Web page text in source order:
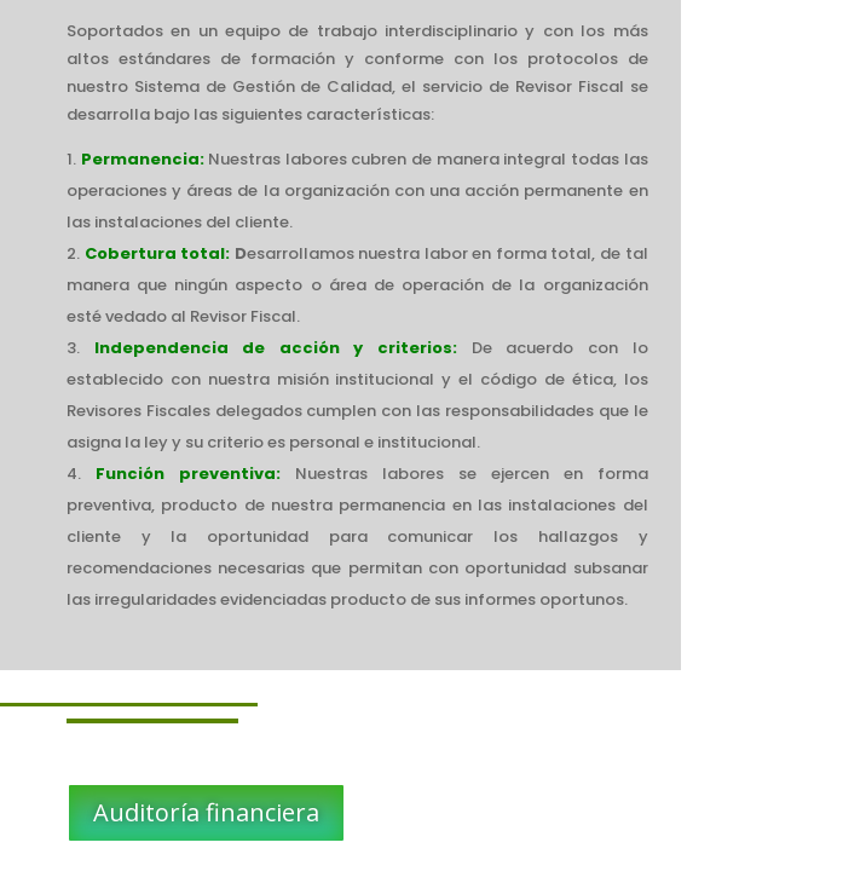
Soportados en un equipo de trabajo interdisciplinario y con los más
altos estándares de formación y conforme con los protocolos de
nuestro Sistema de Gestión de Calidad, el servicio de Revisor Fiscal se
desarrolla bajo las siguientes características:
Permanencia: Nuestras labores cubren de manera integral todas las
operaciones y áreas de la organización con una acción permanente en
las instalaciones del cliente.
Cobertura total: Desarrollamos nuestra labor en forma total, de tal
manera que ningún aspecto o área de operación de la organización
esté vedado al Revisor Fiscal.
Independencia de acción y criterios: De acuerdo con lo
establecido con nuestra misión institucional y el código de ética, los
Revisores Fiscales delegados cumplen con las responsabilidades que le
asigna la ley y su criterio es personal e institucional.
Función preventiva: Nuestras labores se ejercen en forma
preventiva, producto de nuestra permanencia en las instalaciones del
cliente y la oportunidad para comunicar los hallazgos y
recomendaciones necesarias que permitan con oportunidad subsanar
las irregularidades evidenciadas producto de sus informes oportunos.
Auditoría financiera